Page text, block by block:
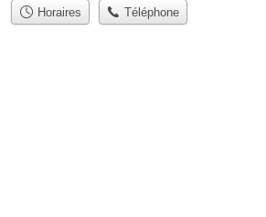
Horaires Téléphone